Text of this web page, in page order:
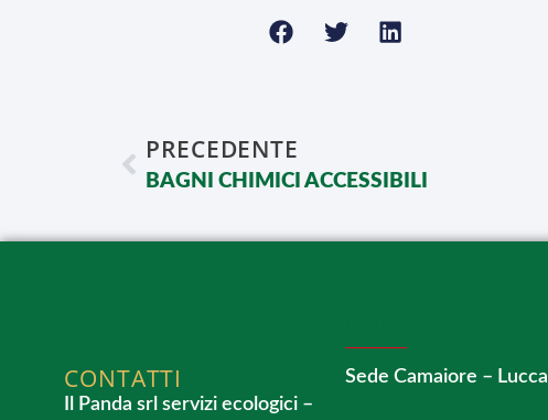
PRECEDENTE
BAGNI CHIMICI ACCESSIBILI
CONTATTI
Il Panda srl servizi ecologici –
Sede Camaiore – Lucca